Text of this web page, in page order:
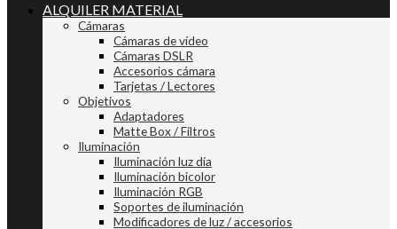
ALQUILER MATERIAL
Cámaras
Cámaras de vídeo
Cámaras DSLR
Accesorios cámara
Tarjetas / Lectores
Objetivos
Adaptadores
Matte Box / Filtros
Iluminación
Iluminación luz día
Iluminación bicolor
Iluminación RGB
Soportes de iluminación
Modificadores de luz / accesorios